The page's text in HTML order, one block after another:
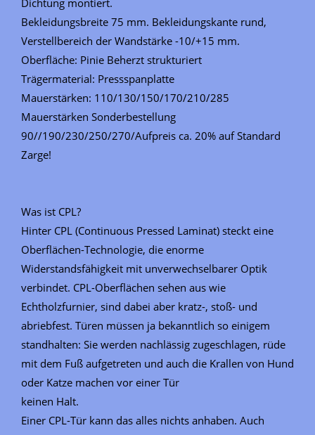
Bekleidungsbreite 75 mm. Bekleidungskante rund,
Verstellbereich der Wandstärke -10/+15 mm.
Oberfläche: Pinie Beherzt strukturiert
Trägermaterial: Pressspanplatte
Mauerstärken: 110/130/150/170/210/285
Mauerstärken Sonderbestellung
90//190/230/250/270/Aufpreis ca. 20% auf Standard
Zarge!
Was ist CPL?
Hinter CPL (Continuous Pressed Laminat) steckt eine
Oberflächen-Technologie, die enorme
Widerstandsfähigkeit mit unverwechselbarer Optik
verbindet. CPL-Oberflächen sehen aus wie
Echtholzfurnier, sind dabei aber kratz-, stoß- und
abriebfest. Türen müssen ja bekanntlich so einigem
standhalten: Sie werden nachlässig zugeschlagen, rüde
mit dem Fuß aufgetreten und auch die Krallen von Hund
oder Katze machen vor einer Tür
keinen Halt.
Einer CPL-Tür kann das alles nichts anhaben. Auch